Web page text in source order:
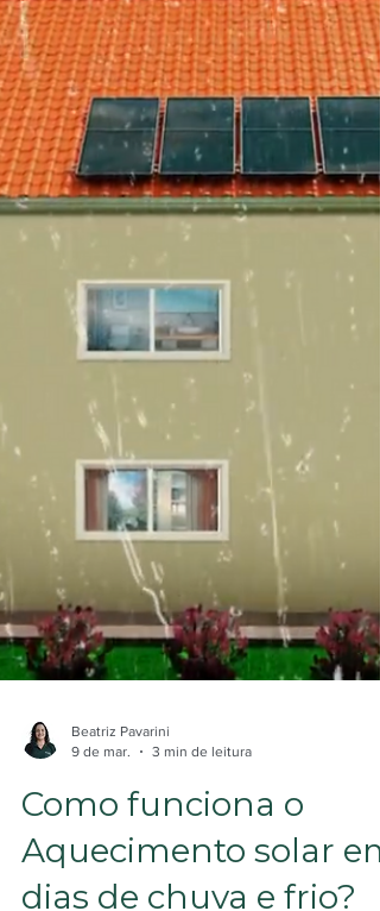
confiável, contínuo e economicamente
viável. É nesse cenário que a Solis Solar
apresenta uma solução desenvolvida sob
medida para a realidade do país. O coletor
solar Trópicos Inox surge como resposta a
desafios recorrentes enfrentados p
Beatriz Pavarini